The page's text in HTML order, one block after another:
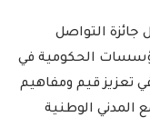
جائزة التواصل
الحكومية في
قيم ومفاهيم
المدني الوطنية